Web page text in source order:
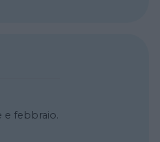
e febbraio.